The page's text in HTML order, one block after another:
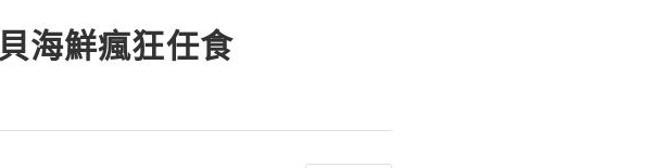
海鮮瘋狂任食